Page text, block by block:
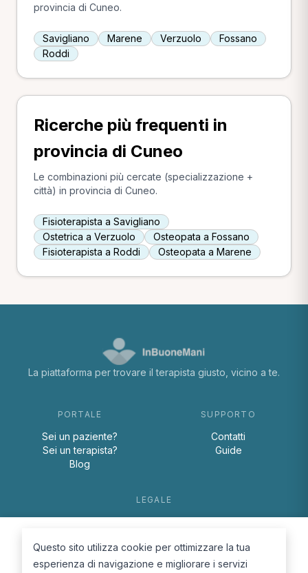
provincia di Cuneo.
Savigliano Marene Verzuolo
Fossano
Roddi
Ricerche più frequenti in
provincia di Cuneo
Le combinazioni più cercate (specializzazione +
città) in provincia di Cuneo.
Fisioterapista a Savigliano
Ostetrica a Verzuolo
Osteopata a Fossano
Fisioterapista a Roddi
Osteopata a Marene
La piattaforma per trovare il terapista giusto, vicino a te.
PORTALE
Sei un paziente?
Sei un terapista?
Blog
SUPPORTO
Contatti
Guide
LEGALE
Cookie Policy
Questo sito utilizza cookie per ottimizzare la tua
esperienza di navigazione e migliorare i servizi